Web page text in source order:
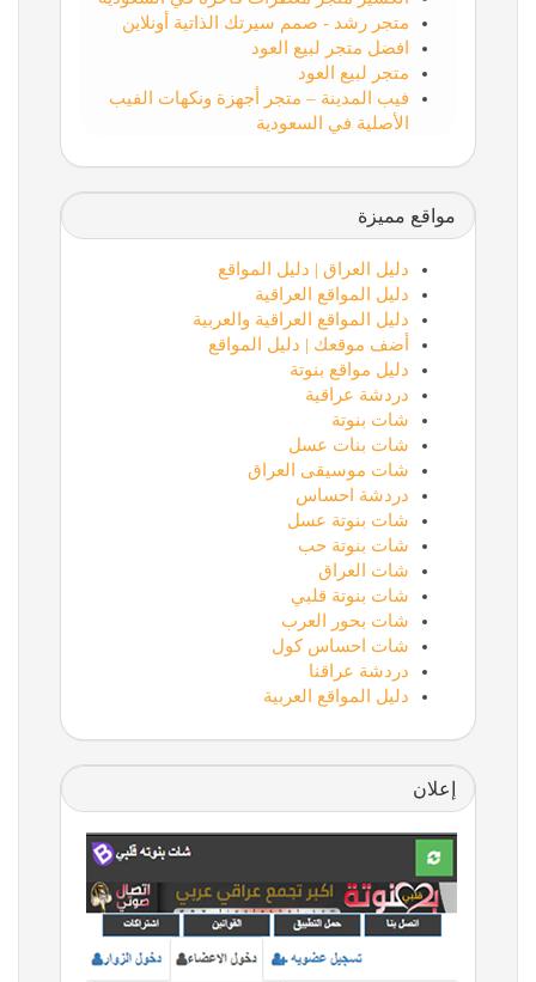
متجر رشد - صمم سيرتك الذاتية أونلاين
افضل متجر لبيع العود
متجر لبيع العود
فيب المدينة – متجر أجهزة ونكهات الفيب
الأصلية في السعودية
مواقع مميزة
دليل العراق | دليل المواقع
دليل المواقع العراقية
دليل المواقع العراقية والعربية
أضف موقعك | دليل المواقع
دليل مواقع بنوتة
دردشة عراقية
شات بنوتة
شات بنات عسل
شات موسيقى العراق
دردشة احساس
شات بنوتة عسل
شات بنوتة حب
شات العراق
شات بنوتة قلبي
شات بحور العرب
شات احساس كول
دردشة عراقنا
دليل المواقع العربية
إعلان